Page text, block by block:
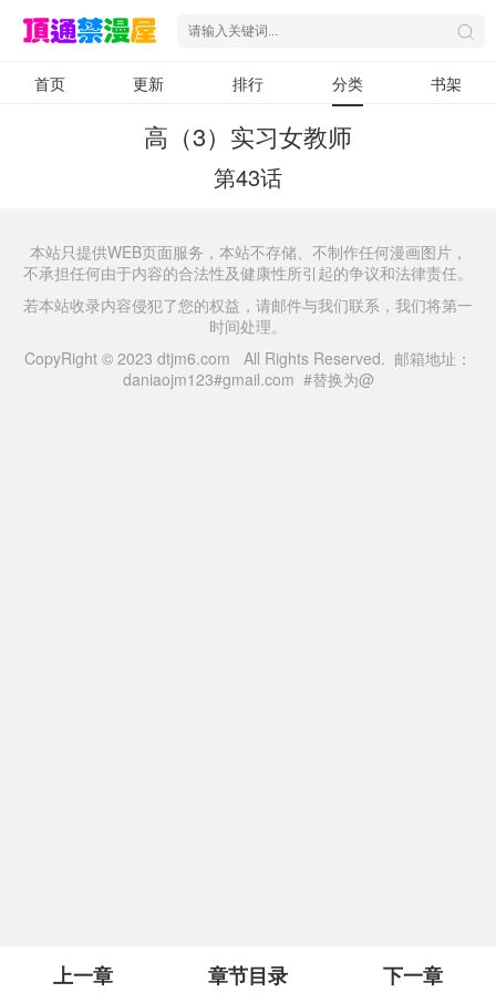
首页 更新 排行 分类 书架
高（3）实习女教师
第43话
上一章 章节目录 下一章
本站只提供WEB页面服务，本站不存储、不制作任何漫画图片，
不承担任何由于内容的合法性及健康性所引起的争议和法律责任。
若本站收录内容侵犯了您的权益，请邮件与我们联系，我们将第一
时间处理。
CopyRight © 2023 dtjm6.com All Rights Reserved. 邮箱地址：
daniaojm123#gmail.com #替换为@